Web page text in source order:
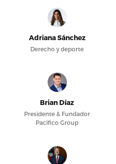
Adriana Sánchez
Derecho y deporte
Brian Díaz
Presidente & Fundador
Pacifico Group